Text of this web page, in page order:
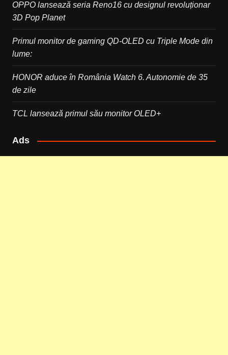
OPPO lansează seria Reno16 cu designul revoluționar
3D Pop Planet
Primul monitor de gaming QD-OLED cu Triple Mode din
lume:
HONOR aduce în România Watch 6. Autonomie de 35
de zile
TCL lansează primul său monitor OLED+
Ads